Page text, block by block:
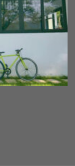
Sun Group Bùi Thị
hội trong thách